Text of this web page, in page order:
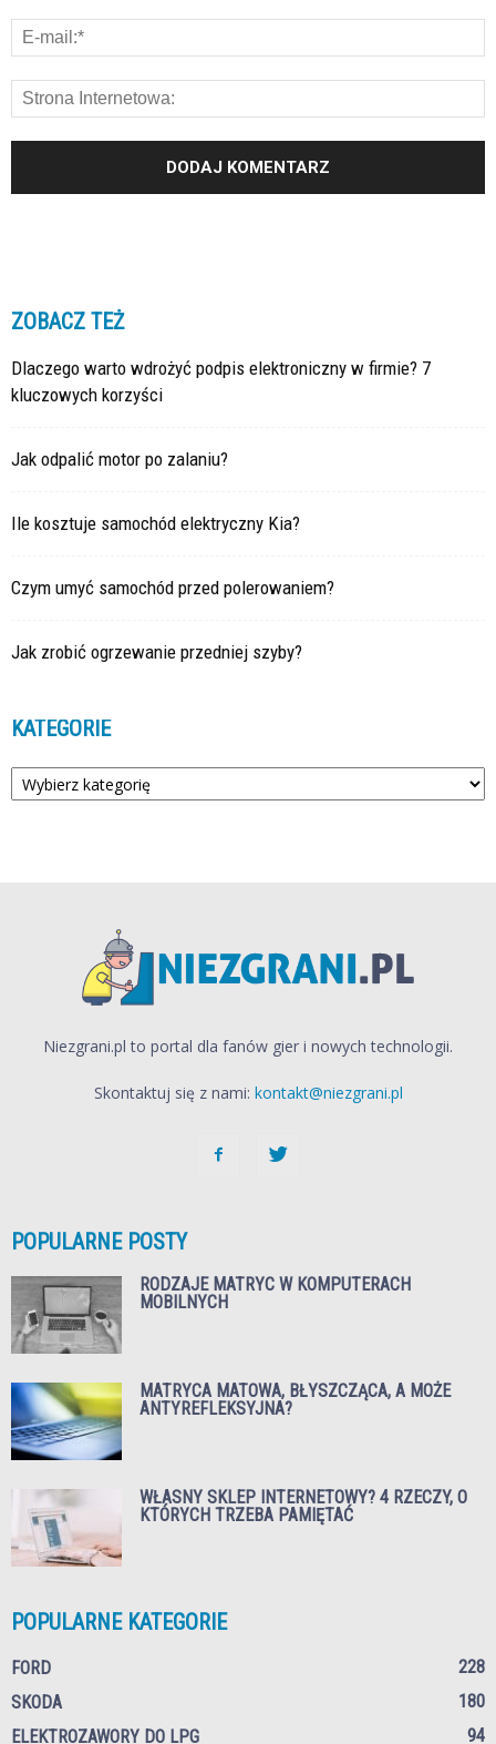
ZOBACZ TEŻ
Dlaczego warto wdrożyć podpis elektroniczny w firmie? 7
kluczowych korzyści
Jak odpalić motor po zalaniu?
Ile kosztuje samochód elektryczny Kia?
Czym umyć samochód przed polerowaniem?
Jak zrobić ogrzewanie przedniej szyby?
KATEGORIE
Kategorie
Niezgrani.pl to portal dla fanów gier i nowych technologii.
Skontaktuj się z nami: kontakt@niezgrani.pl
POPULARNE POSTY
RODZAJE MATRYC W KOMPUTERACH
MOBILNYCH
MATRYCA MATOWA, BŁYSZCZĄCA, A MOŻE
ANTYREFLEKSYJNA?
WŁASNY SKLEP INTERNETOWY? 4 RZECZY, O
KTÓRYCH TRZEBA PAMIĘTAĆ
POPULARNE KATEGORIE
FORD
228
SKODA
180
ELEKTROZAWORY DO LPG
94